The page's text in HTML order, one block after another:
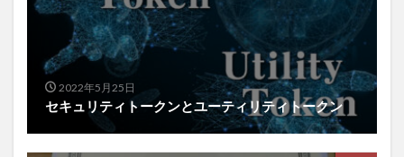
2022年5月25日
セキュリティトークンとユーティリティトークン